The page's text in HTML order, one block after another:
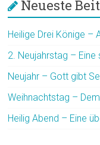
Neueste
Heilige Drei Könige –
2. Neujahrstag –
Neujahr – Gott gibt
Weihnachtstag –
Heilig Abend – Eine